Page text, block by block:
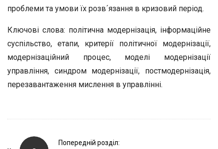
проблеми та умови їх розв´язання в кризовий період.
Ключові слова: політична модернізація, інформаційне
суспільство, етапи, критерії політичної модернізації,
модернізаційний процес, моделі модернізації
управління, синдром модернізації, постмодернізація,
перезавантаження мислення в управлінні.
Попередній розділ: